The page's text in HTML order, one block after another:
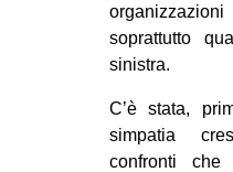
soprattutto
sinistra.
C’è stata,
simpatia
confronti